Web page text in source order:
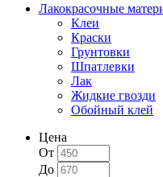
Лакокрасочные
Клеи
Краски
Грунтовки
Шпатлевки
Лак
Жидкие гвозди
Обойный клей
Цена
От
До